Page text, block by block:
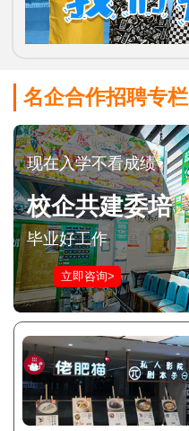
名企合作招聘专栏
现在入学不看成绩
校企共建委培
毕业好工作
立即咨询>